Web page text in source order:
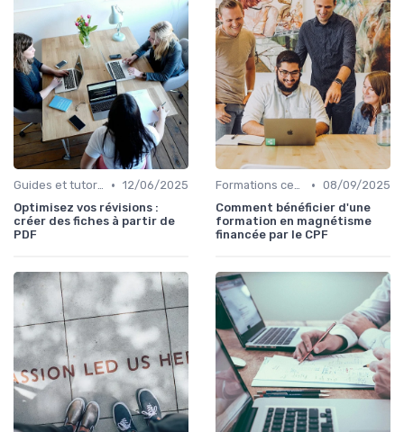
Guides et tutoriels • 12/06/2025
Optimisez vos révisions :
créer des fiches à partir de
PDF
Formations certifiantes • 08/09/2025
Comment bénéficier d'une
formation en magnétisme
financée par le CPF